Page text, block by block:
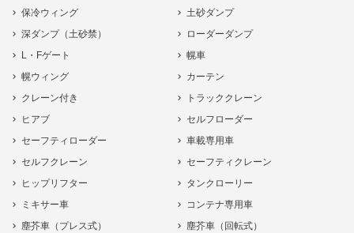
保冷ウィング
土砂ダンプ
深ダンプ（土砂禁）
ローダーダンプ
L・Fゲート
幌車
幌ウィング
カーテン
クレーン付き
トラッククレーン
ヒアブ
セルフローダー
セーフティローダー
車載専用車
セルフクレーン
セーフティクレーン
ヒップリフター
タンクローリー
ミキサー車
コンテナ専用車
塵芥車（プレス式）
塵芥車（回転式）